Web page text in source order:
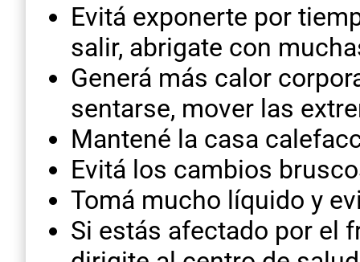
Evitá exponerte por
salir, abrigate con
Generá más calor
sentarse, mover las
Mantené la casa
Evitá los cambios
Tomá mucho líquido y
Si estás afectado por el